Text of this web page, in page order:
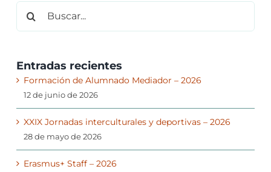
Entradas recientes
Formación de Alumnado Mediador – 2026
12 de junio de 2026
XXIX Jornadas interculturales y deportivas – 2026
28 de mayo de 2026
Erasmus+ Staff – 2026